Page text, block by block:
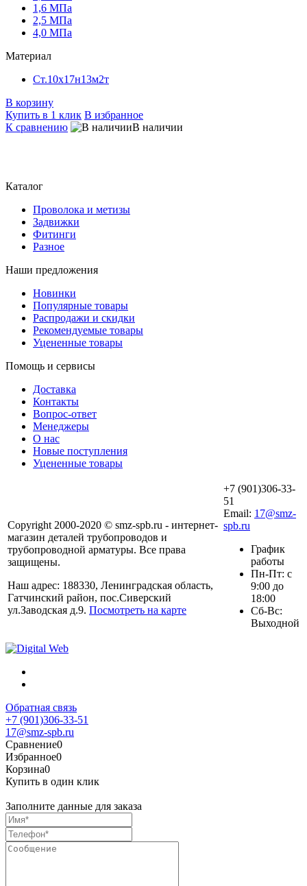
1,6 МПа
2,5 МПа
4,0 МПа
Материал
Ст.10х17н13м2т
В корзину
Купить в 1 клик В избранное
К сравнению
В наличии
Каталог
Проволока и метизы
Задвижки
Фитинги
Разное
Наши предложения
Новинки
Популярные товары
Распродажи и скидки
Рекомендуемые товары
Уцененные товары
Помощь и сервисы
Доставка
Контакты
Вопрос-ответ
Менеджеры
О нас
Новые поступления
Уцененные товары
Copyright 2000-2020 © smz-spb.ru - интернет-
магазин деталей трубопроводов и
трубопроводной арматуры. Все права
защищены.
Наш адрес: 188330, Ленинградская область,
Гатчинский район, пос.Сиверский
ул.Заводская д.9. Посмотреть на карте
+7 (901)306-33-
51
Email: 17@smz-
spb.ru
График
работы
Пн-Пт: с
9:00 до
18:00
Сб-Вс:
Выходной
Обратная связь
+7 (901)306-33-51
17@smz-spb.ru
Сравнение0
Избранное0
Корзина0
Купить в один клик
Заполните данные для заказа